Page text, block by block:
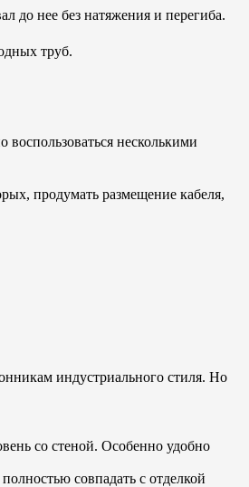
до нее без натяжения и перегиба.
труб.
несколькими
продумать размещение кабеля,
индустриального стиля. Но
со стеной. Особенно удобно
совпадать с отделкой